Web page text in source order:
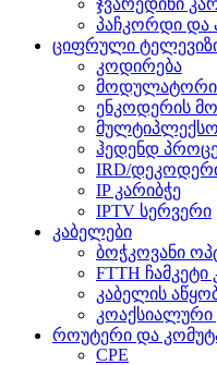
ჯვარედინი
პაჩკორდი და
ციფრული
კოდირება
მოდულატორი
ენკოდერის
ჰედენდ
IRD/
IP კარიბჭე
IPTV სერვერი
კაბელები
ბოჭკოვანი
FTTH ჩამკეტი
კაბელის
კოაქსიალური
როუტერი და
CPE